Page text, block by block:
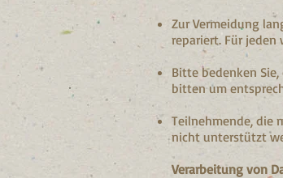
Zur Vermeidung
repariert. Für jeden
Bitte bedenken
bitten um
Teilnehmende, die
nicht unterstützt
Verarbeitung von